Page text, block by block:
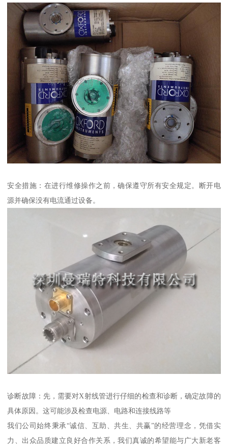
安全措施：在进行维修操作之前，确保遵守所有安全规定。断开电
源并确保没有电流通过设备。
诊断故障：先，需要对X射线管进行仔细的检查和诊断，确定故障的
具体原因。这可能涉及检查电源、电路和连接线路等
我们公司始终秉承“诚信、互助、共生、共赢”的经营理念，凭借实
力、出众品质建立良好合作关系，我们真诚的希望能与广大新老客